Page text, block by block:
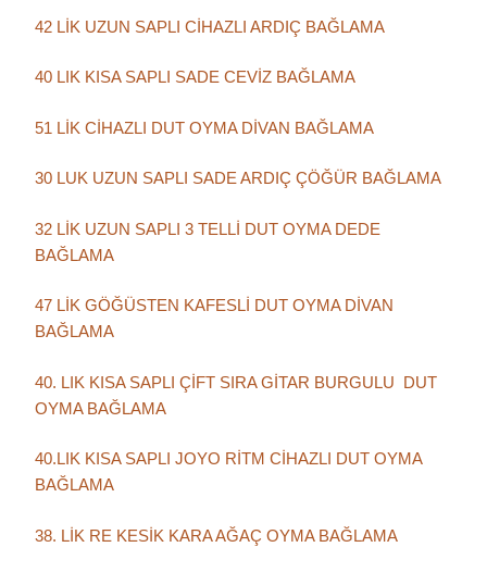
42 LİK UZUN SAPLI CİHAZLI ARDIÇ BAĞLAMA
40 LIK KISA SAPLI SADE CEVİZ BAĞLAMA
51 LİK CİHAZLI DUT OYMA DİVAN BAĞLAMA
30 LUK UZUN SAPLI SADE ARDIÇ ÇÖĞÜR BAĞLAMA
32 LİK UZUN SAPLI 3 TELLİ DUT OYMA DEDE
BAĞLAMA
47 LİK GÖĞÜSTEN KAFESLİ DUT OYMA DİVAN
BAĞLAMA
40. LIK KISA SAPLI ÇİFT SIRA GİTAR BURGULU DUT
OYMA BAĞLAMA
40.LIK KISA SAPLI JOYO RİTM CİHAZLI DUT OYMA
BAĞLAMA
38. LİK RE KESİK KARA AĞAÇ OYMA BAĞLAMA